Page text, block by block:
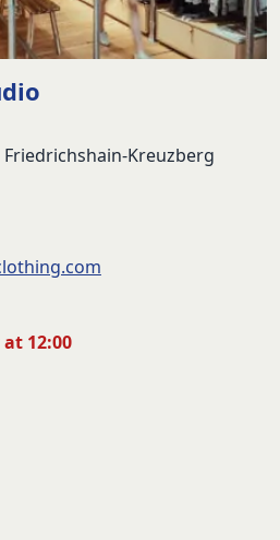
Friedrichshain-Kreuzberg
12:00